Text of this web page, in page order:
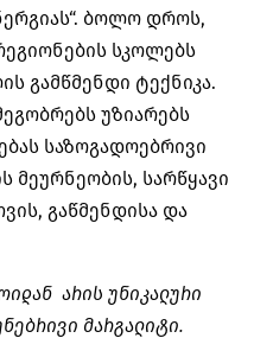
ბოლო დროს,
სკოლებს
გამწმენდი ტექნიკა.
უზიარებს
საზოგადოებრივი
მეურნეობის, სარწყავი
გაწმენდისა და
არის უნიკალური
მარგალიტი.